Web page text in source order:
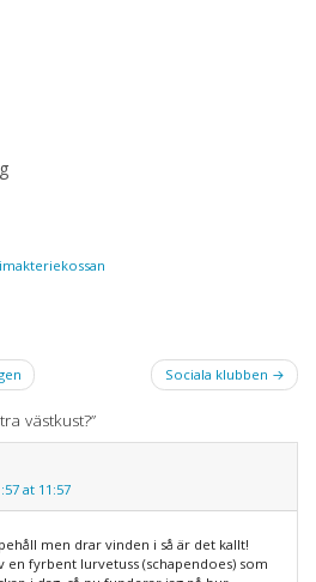
Sociala klubben
västkust?”
at 11:57
men drar vinden i så är det kallt!
en fyrbent lurvetuss (schapendoes) som